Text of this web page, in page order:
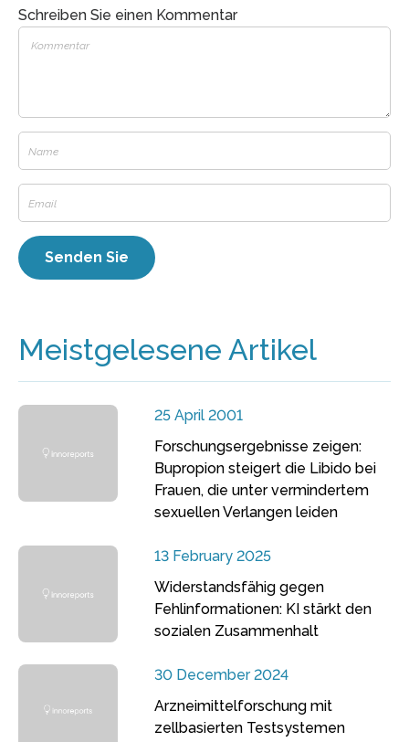
Schreiben Sie einen Kommentar
Meistgelesene Artikel
25 April 2001
Forschungsergebnisse zeigen:
Bupropion steigert die Libido bei
Frauen, die unter vermindertem
sexuellen Verlangen leiden
13 February 2025
Widerstandsfähig gegen
Fehlinformationen: KI stärkt den
sozialen Zusammenhalt
30 December 2024
Arzneimittelforschung mit
zellbasierten Testsystemen